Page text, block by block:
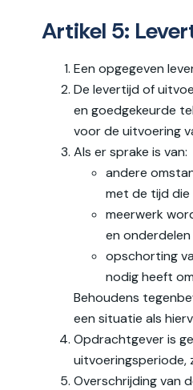
Artikel 5:
Een opgegeven
De levertijd of
en goedgekeurde
voor de uitvoering
Als er sprake is van:
andere
met de tijd
meerwerk
en
opschorting
nodig heeft
Behoudens
een situatie als
Opdrachtgever is
uitvoeringsperiode,
Overschrijding van